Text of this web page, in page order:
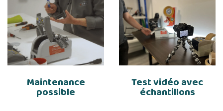
Maintenance
possible
Test vidéo avec
échantillons